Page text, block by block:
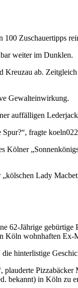
Zuschauertipps
weiter im Dunklen.
ab.
Gewalteinwirkung.
auffälligen
fragte
Kölner
Lady
Jährige gebürtige
Köln wohnhaften Ex-
hinterlistige
plauderte
bekannt) in Köln zu